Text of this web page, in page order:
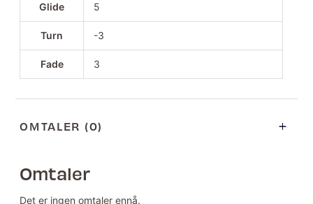
Glide 5
Turn -3
Fade 3
OMTALER (0)
Omtaler
Det er ingen omtaler ennå.